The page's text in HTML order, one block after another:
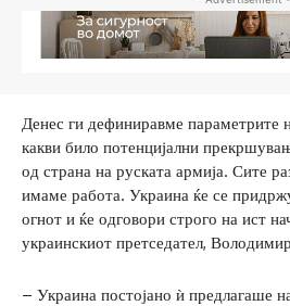
Денес ги дефиниравме параметрите
какви било потенцијални
од страна на руската армија. Сите
имаме работа. Украина ќе се
огнот и ќе одговори строго на ист
украинскиот претседател,
– Украина постојано ѝ предлагаше